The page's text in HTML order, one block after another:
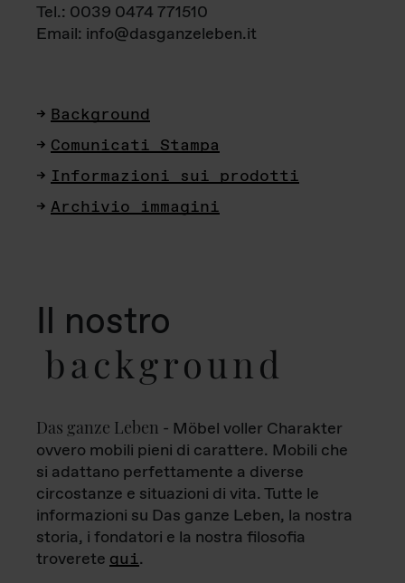
Tel.: 0039 0474 771510
Email: info@dasganzeleben.it
Background
Comunicati Stampa
Informazioni sui prodotti
Archivio immagini
Il nostro
background
Das ganze Leben - Möbel voller Charakter
ovvero mobili pieni di carattere. Mobili che
si adattano perfettamente a diverse
circostanze e situazioni di vita. Tutte le
informazioni su Das ganze Leben, la nostra
storia, i fondatori e la nostra filosofia
troverete qui.